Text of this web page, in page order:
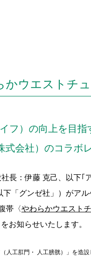
ウエストチ
フ）の向上を目指
会社）のコラボ
長：伊藤 克己、以下
「グンゼ社」）がア
帯〈やわらかウエスト
お知らせいたします。
人工肛門・ 人工膀胱）」を造設